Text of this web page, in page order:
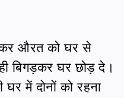
औरत को घर से
बिगड़कर घर छोड़ दे।
में दोनों को रहना